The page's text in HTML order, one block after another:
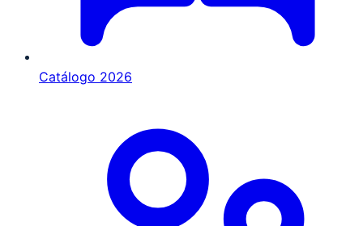
Catálogo 2026